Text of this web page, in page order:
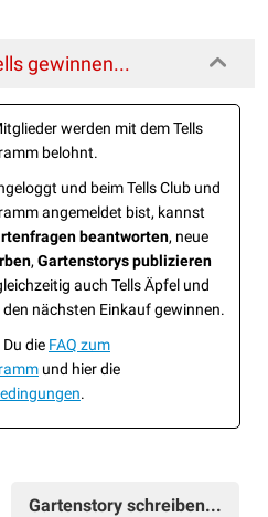
gewinnen...
werden mit dem Tells
belohnt.
und beim Tells Club und
angemeldet bist, kannst
beantworten, neue
, Gartenstorys publizieren
auch Tells Äpfel und
nächsten Einkauf gewinnen.
die FAQ zum
und hier die
.
Gartenstory schreiben...